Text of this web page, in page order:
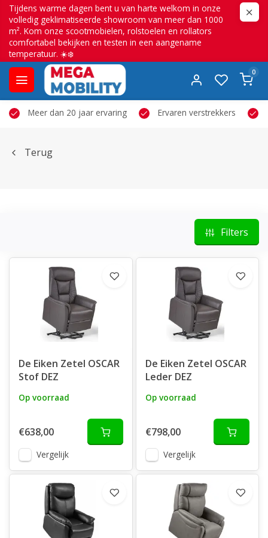
Tijdens warme dagen bent u van harte welkom in onze
volledig geklimatiseerde showroom van meer dan 1000
m². Kom onze scootmobielen, rolstoelen en rollators
comfortabel bekijken en testen in een aangename
temperatuur. ☀️❄️
0
Meer dan 20 jaar ervaring Ervaren verstrekkers
Terug
Filters
De Eiken Zetel OSCAR
Stof DEZ
Op voorraad
€638,00
Vergelijk
De Eiken Zetel OSCAR
Leder DEZ
Op voorraad
€798,00
Vergelijk